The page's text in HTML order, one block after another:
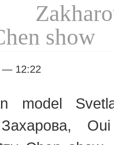
2015
RtW
Fashion
show
— 12:22
model